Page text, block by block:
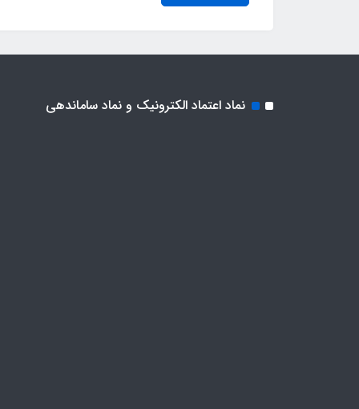
نماد اعتماد الکترونیک و نماد ساماندهی